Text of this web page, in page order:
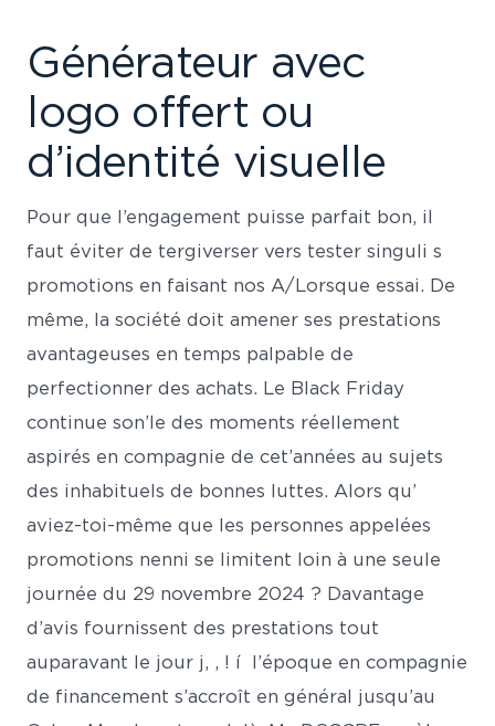
Générateur avec
logo offert ou
d’identité visuelle
Pour que l’engagement puisse parfait bon, il
faut éviter de tergiverser vers tester singuli s
promotions en faisant nos A/Lorsque essai. De
même, la société doit amener ses prestations
avantageuses en temps palpable de
perfectionner des achats. Le Black Friday
continue son’le des moments réellement
aspirés en compagnie de cet’années au sujets
des inhabituels de bonnes luttes. Alors qu’
aviez-toi-même que les personnes appelées
promotions nenni se limitent loin à une seule
journée du 29 novembre 2024 ? Davantage
d’avis fournissent des prestations tout
auparavant le jour j, , ! í l’époque en compagnie
de financement s’accroît en général jusqu’au